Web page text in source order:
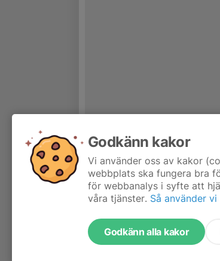
Godkänn kakor
Vi använder oss av kakor
webbplats ska fungera bra
för webbanalys i syfte att
våra tjänster. Så använder
Godkänn alla kakor